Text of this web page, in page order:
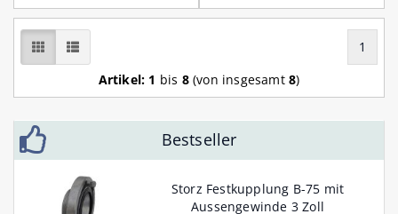
1
Artikel: 1 bis 8(von insgesamt 8)
Bestseller
Storz Festkupplung B-75 mit
Aussengewinde 3 Zoll